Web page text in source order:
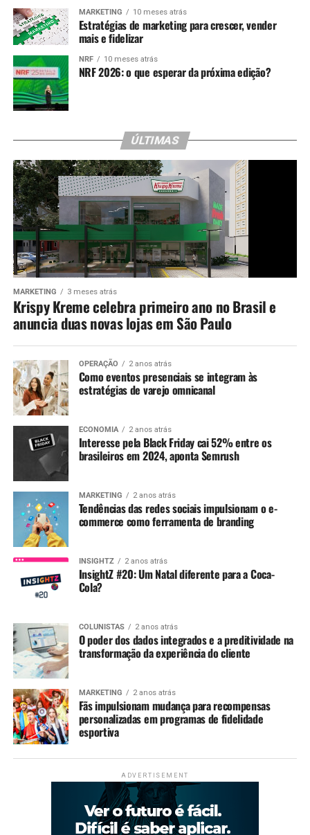
MARKETING 10 meses atrás
Estratégias de marketing para crescer, vender
mais e fidelizar
NRF 10 meses atrás
NRF 2026: o que esperar da próxima edição?
ÚLTIMAS
MARKETING 3 meses atrás
Krispy Kreme celebra primeiro ano no Brasil e
anuncia duas novas lojas em São Paulo
OPERAÇÃO 2 anos atrás
Como eventos presenciais se integram às
estratégias de varejo omnicanal
ECONOMIA 2 anos atrás
Interesse pela Black Friday cai 52% entre os
brasileiros em 2024, aponta Semrush
MARKETING 2 anos atrás
Tendências das redes sociais impulsionam o e-
commerce como ferramenta de branding
INSIGHTZ 2 anos atrás
InsightZ #20: Um Natal diferente para a Coca-
Cola?
COLUNISTAS 2 anos atrás
O poder dos dados integrados e a preditividade na
transformação da experiência do cliente
MARKETING 2 anos atrás
Fãs impulsionam mudança para recompensas
personalizadas em programas de fidelidade
esportiva
ADVERTISEMENT